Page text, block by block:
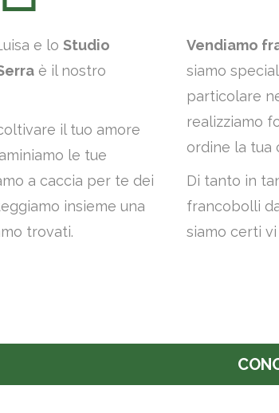
e lo Studio
è il nostro
il tuo amore
le tue
a caccia per te dei
insieme una
trovati.
Vendiamo
siamo
particolare
realizziamo
ordine la tua
Di tanto in
francobolli
siamo certi